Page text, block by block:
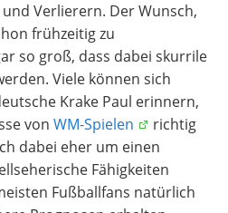
Verlierern. Der Wunsch,
frühzeitig zu
so groß, dass dabei skurrile
Viele können sich
Krake Paul erinnern,
von WM-Spielen
richtig
dabei eher um einen
Fähigkeiten
Fußballfans natürlich